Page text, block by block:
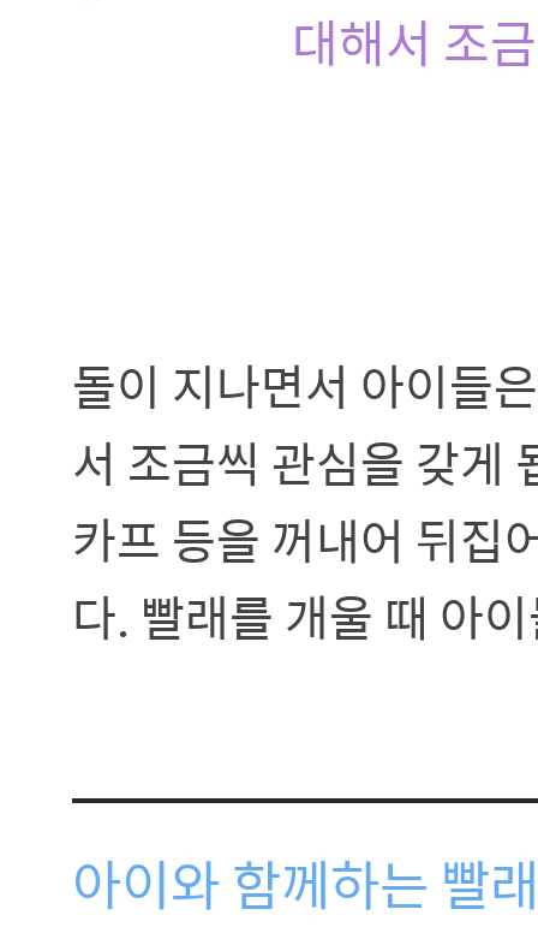
대해서 조
돌이 지나면서 아이들
서 조금씩 관심을 갖게
카프 등을 꺼내어 뒤집
다. 빨래를 개울 때 아
아이와 함께하는 빨